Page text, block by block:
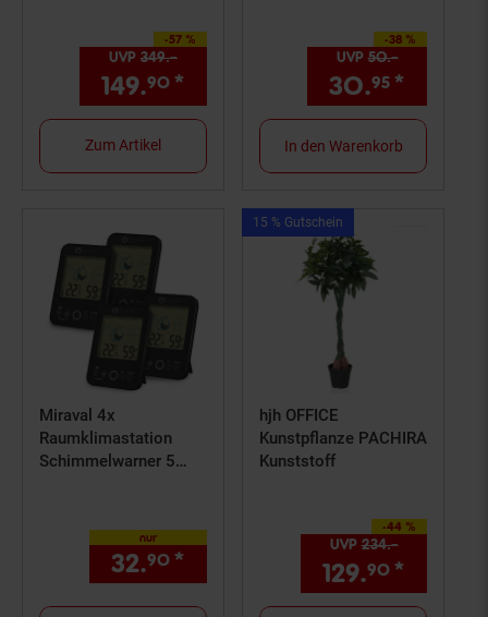
-57 %
Sie Sparen 57 Prozent,
UVP 349.–
149.90 * Aktueller Preis: 149,
Zum Artikel
Wandbefestigung,-38 %
Sie Sparen 38 Prozent,
UVP50.–UVP : 50,–€
30.95 *
In den Warenkorb
Miraval 4x
Raumklimastation
Schimmelwarner 5
Hygrometer
Temperaturstation
nur
32.90 * € Sternchen
hjh OFFICE
Kunstpflanze PACHIRA
Kunststoff
-44 %
Sie Sparen 44 Prozent,
UVP234.–UVP :
129.90 *
15 % Gutschein
Artikel15
Gutschein